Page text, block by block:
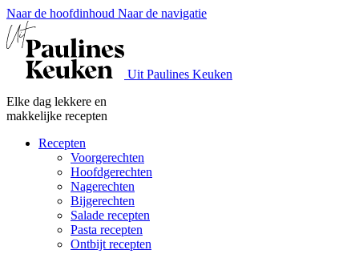
Naar de hoofdinhoud Naar de navigatie
Uit Paulines Keuken
Elke dag lekkere en
makkelijke recepten
Recepten
Voorgerechten
Hoofdgerechten
Nagerechten
Bijgerechten
Salade recepten
Pasta recepten
Ontbijt recepten